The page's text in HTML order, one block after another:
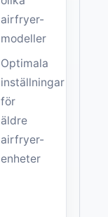
airfryer-
modeller
Optimala
inställningar
för
äldre
airfryer-
enheter